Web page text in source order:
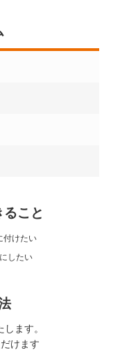
こと
付けたい
したい
ます。
けます